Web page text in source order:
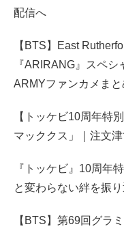
配信へ
【BTS】East
『ARIRANG』スペ
ARMYファンカメまと
【トッケビ10周年特
マッククス」｜注文
『トッケビ』10周年
と変わらない絆を振り
【BTS】第69回グラ